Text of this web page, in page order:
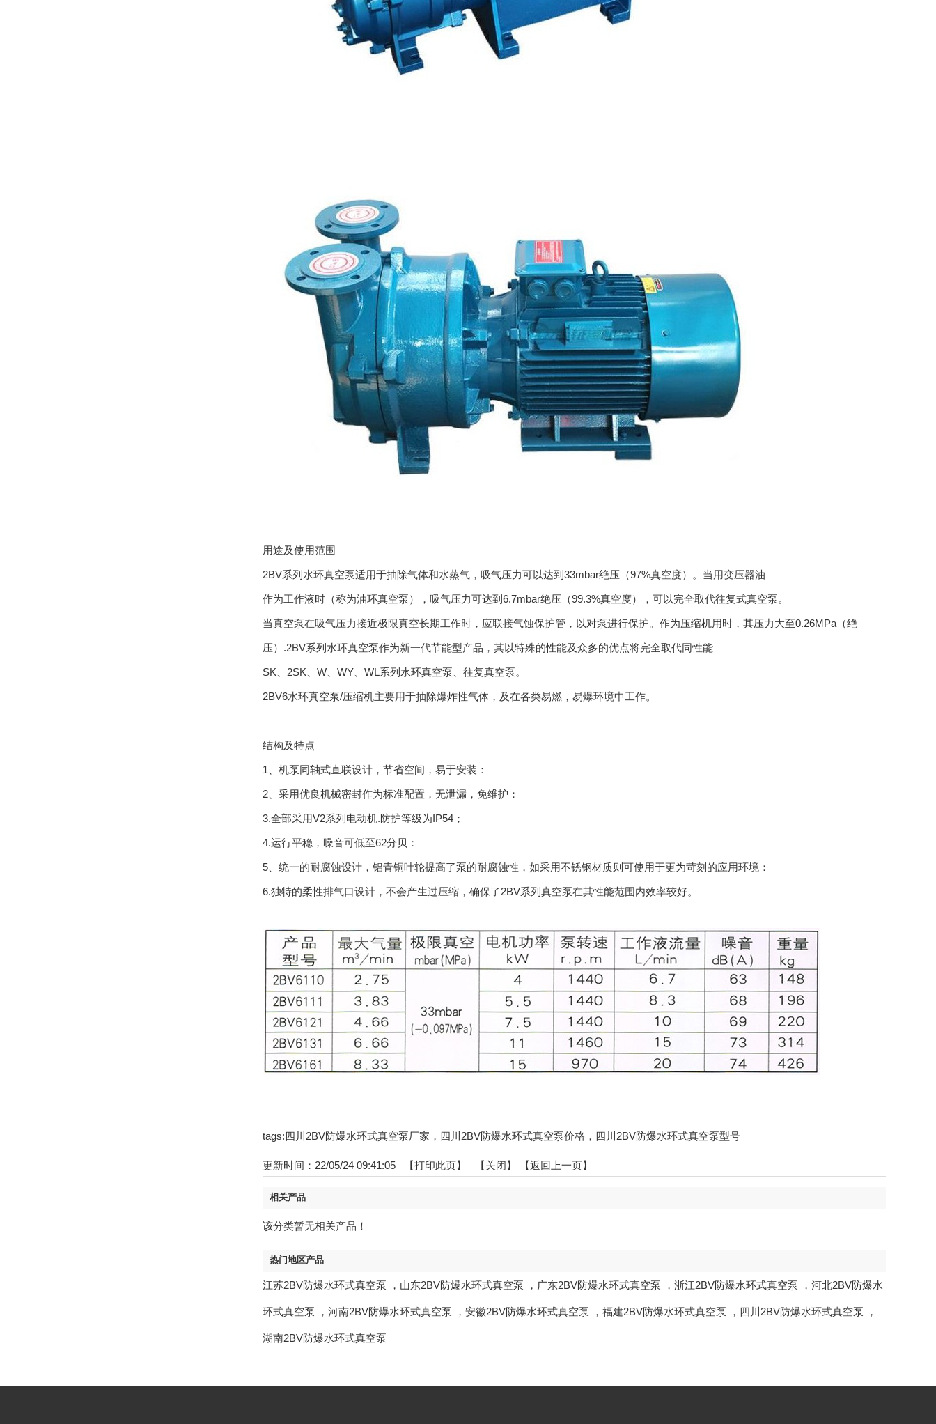
用途及使用范围
2BV系列水环真空泵适用于抽除气体和水蒸气，吸气压力可以达到33mbar绝压（97%真空度）。当用变压器油
作为工作液时（称为油环真空泵），吸气压力可达到6.7mbar绝压（99.3%真空度），可以完全取代往复式真空泵。
当真空泵在吸气压力接近极限真空长期工作时，应联接气蚀保护管，以对泵进行保护。作为压缩机用时，其压力大至0.26MPa（绝
压）.2BV系列水环真空泵作为新一代节能型产品，其以特殊的性能及众多的优点将完全取代同性能
SK、2SK、W、WY、WL系列水环真空泵、往复真空泵。
2BV6水环真空泵/压缩机主要用于抽除爆炸性气体，及在各类易燃，易爆环境中工作。
结构及特点
1、机泵同轴式直联设计，节省空间，易于安装：
2、采用优良机械密封作为标准配置，无泄漏，免维护：
3.全部采用V2系列电动机.防护等级为IP54；
4.运行平稳，噪音可低至62分贝：
5、统一的耐腐蚀设计，铝青铜叶轮提高了泵的耐腐蚀性，如采用不锈钢材质则可使用于更为苛刻的应用环境：
6.独特的柔性排气口设计，不会产生过压缩，确保了2BV系列真空泵在其性能范围内效率较好。
tags:四川2BV防爆水环式真空泵厂家，四川2BV防爆水环式真空泵价格，四川2BV防爆水环式真空泵型号
更新时间：22/05/24 09:41:05 【打印此页】 【关闭】 【返回上一页】
相关产品
该分类暂无相关产品！
热门地区产品
江苏2BV防爆水环式真空泵 ， 山东2BV防爆水环式真空泵 ， 广东2BV防爆水环式真空泵 ， 浙江2BV防爆水环式真空泵 ， 河北2BV防爆水
环式真空泵 ， 河南2BV防爆水环式真空泵 ， 安徽2BV防爆水环式真空泵 ， 福建2BV防爆水环式真空泵 ， 四川2BV防爆水环式真空泵 ，
湖南2BV防爆水环式真空泵